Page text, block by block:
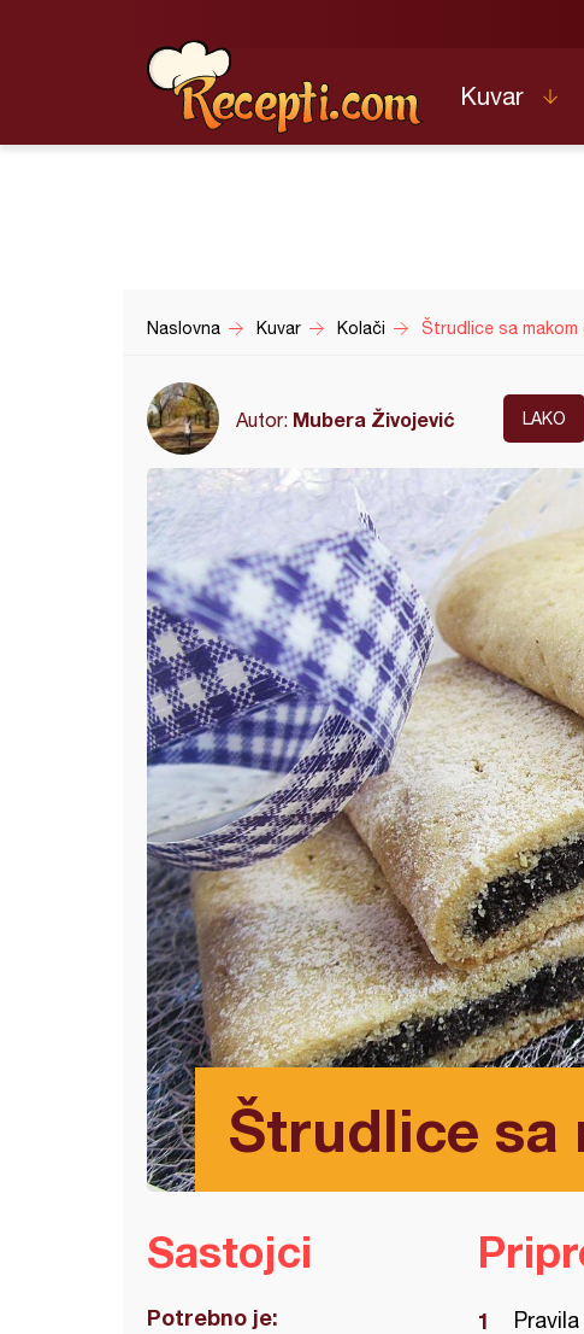
Kuvar
Naslovna Kuvar Kolači Štrudlice sa makom
Autor: Mubera Živojević LAKO
Štrudlice sa
Sastojci
Potrebno je: